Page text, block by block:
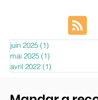
juin 2025 (1)1 post
mai 2025 (1)1 post